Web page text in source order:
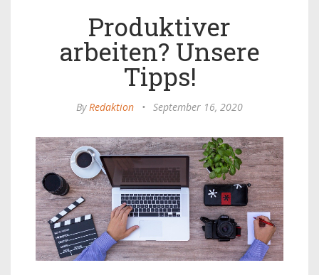
Produktiver
arbeiten? Unsere
Tipps!
ByRedaktion • September 16, 2020